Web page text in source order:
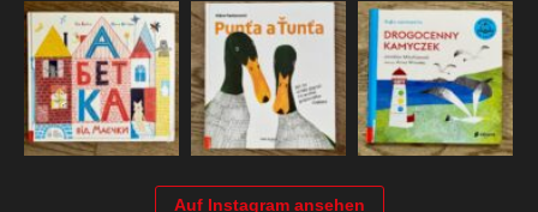
Auf Instagram ansehen